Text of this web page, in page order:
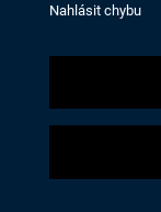
Nahlásit chybu